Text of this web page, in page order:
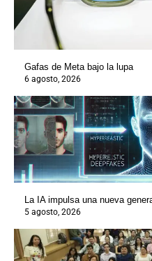
Gafas de Meta bajo la lupa
6 agosto, 2026
La IA impulsa una nueva
5 agosto, 2026